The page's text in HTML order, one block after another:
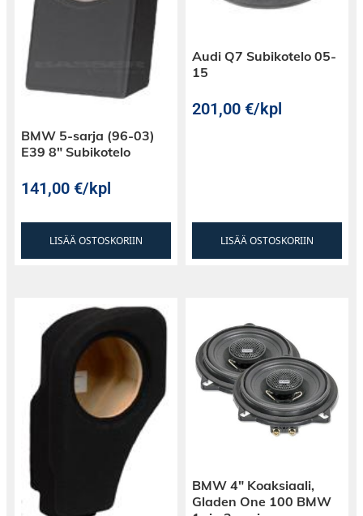
BMW 5-sarja (96-03)
E39 8″ Subikotelo
141,00€/kpl
LISÄÄ OSTOSKORIIN
Audi Q7 Subikotelo 05-
15
201,00€/kpl
LISÄÄ OSTOSKORIIN
BMW 4″ Koaksiaali,
Gladen One 100 BMW